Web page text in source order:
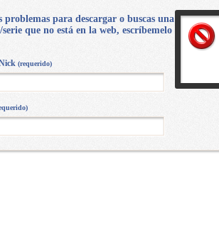
problemas para descargar o buscas una
que no está en la web, escríbemelo
(requerido)